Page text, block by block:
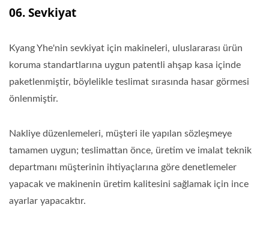
06. Sevkiyat
Kyang Yhe'nin sevkiyat için makineleri, uluslararası ürün
koruma standartlarına uygun patentli ahşap kasa içinde
paketlenmiştir, böylelikle teslimat sırasında hasar görmesi
önlenmiştir.
Nakliye düzenlemeleri, müşteri ile yapılan sözleşmeye
tamamen uygun; teslimattan önce, üretim ve imalat teknik
departmanı müşterinin ihtiyaçlarına göre denetlemeler
yapacak ve makinenin üretim kalitesini sağlamak için ince
ayarlar yapacaktır.